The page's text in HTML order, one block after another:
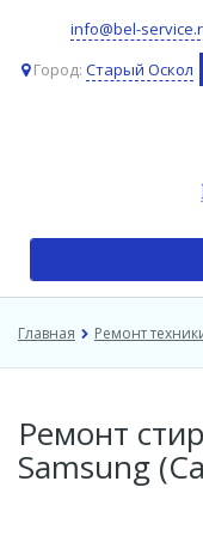
info@bel-
Город: Старый Оскол
Главная Ремонт
Ремонт
Samsung